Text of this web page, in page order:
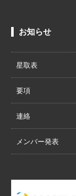
お知らせ
星取表
要項
連絡
メンバー発表